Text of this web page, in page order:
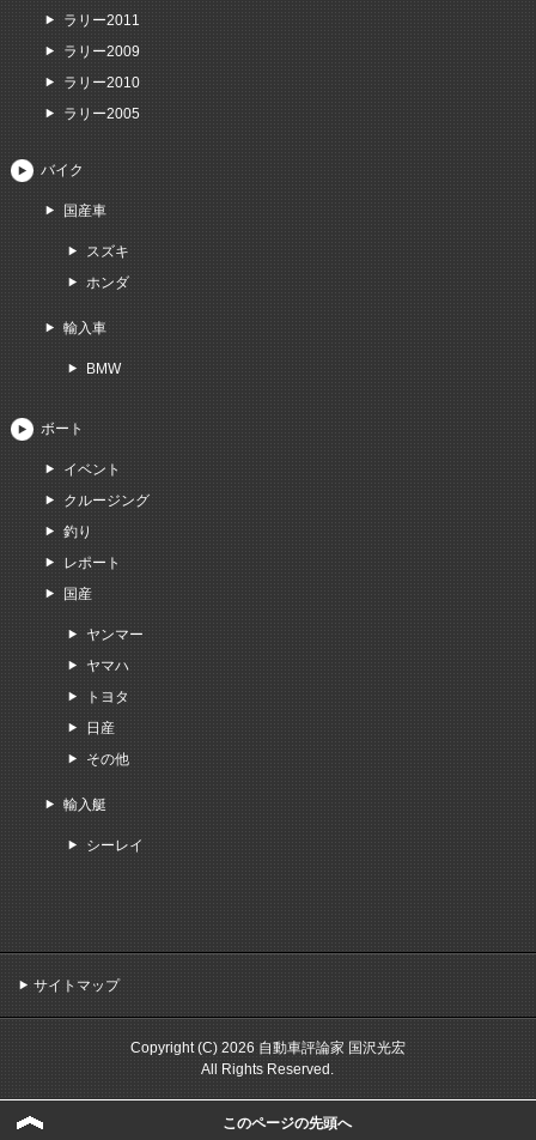
ラリー2011
ラリー2009
ラリー2010
ラリー2005
バイク
国産車
スズキ
ホンダ
輸入車
BMW
ボート
イベント
クルージング
釣り
レポート
国産
ヤンマー
ヤマハ
トヨタ
日産
その他
輸入艇
シーレイ
サイトマップ
Copyright (C) 2026 自動車評論家 国沢光宏
All Rights Reserved.
このページの先頭へ